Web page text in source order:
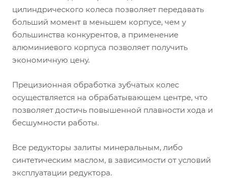
цилиндрического колеса позволяет передавать
больший момент в меньшем корпусе, чем у
большинства конкурентов, а применение
алюминиевого корпуса позволяет получить
экономичную цену.
Прецизионная обработка зубчатых колес
осуществляется на обрабатывающем центре, что
позволяет достичь повышенной плавности хода и
бесшумности работы.
Все редукторы залиты минеральным, либо
синтетическим маслом, в зависимости от условий
эксплуатации редуктора.